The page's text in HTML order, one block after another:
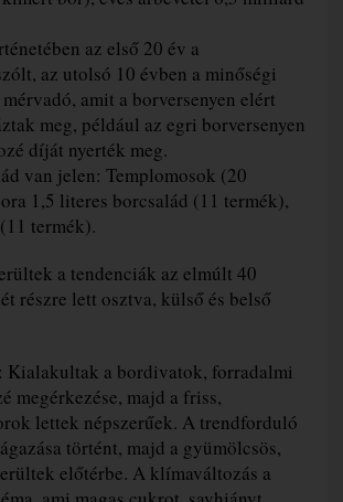
az első 20 év a
az utolsó 10 évben a minőségi
amit a borversenyen elért
meg, például az egri borversenyen
díját nyerték meg.
van jelen: Templomosok (20
1,5 literes borcsalád (11 termék),
termék).
a tendenciák az elmúlt 40
részre lett osztva, külső és belső
Kialakultak a bordivatok, forradalmi
megérkezése, majd a friss,
lettek népszerűek. A trendforduló
történt, majd a gyümölcsös,
előtérbe. A klímaváltozás a